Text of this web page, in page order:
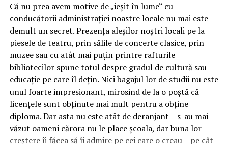
Că nu prea avem motive de „ieşit în lume“ cu
conducătorii administraţiei noastre locale nu mai este
demult un secret. Prezenţa aleşilor noştri locali pe la
piesele de teatru, prin sălile de concerte clasice, prin
muzee sau cu atât mai puţin printre rafturile
bibliotecilor spune totul despre gradul de cultură sau
educaţie pe care îl deţin. Nici bagajul lor de studii nu este
unul foarte impresionant, mirosind de la o poştă că
licenţele sunt obţinute mai mult pentru a obţine
diploma. Dar asta nu este atât de deranjant – s-au mai
văzut oameni cărora nu le place şcoala, dar buna lor
creştere îi făcea să îi admire pe cei care o creau – pe cât